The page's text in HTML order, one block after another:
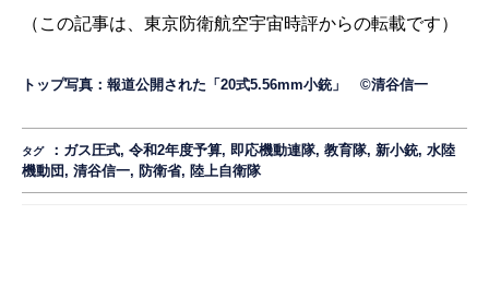
（この記事は、東京防衛航空宇宙時評からの転載です）
トップ写真：報道公開された「20式5.56mm小銃」 ©清谷信一
タグ ： ガス圧式,令和2年度予算, 即応機動連隊,教育隊,新小銃,水陸
機動団 ,清谷信一, 防衛省, 陸上自衛隊